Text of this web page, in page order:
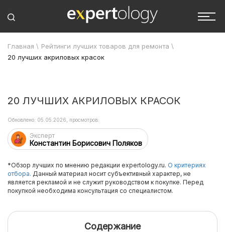
Главная \ Рейтинги лучших товаров для ремонта \
20 лучших акриловых красок
20 ЛУЧШИХ АКРИЛОВЫХ КРАСОК
Эксперт
Константин Борисович Поляков
Обновлено: 05.05.2026, просмотров:
*Обзор лучших по мнению редакции expertology.ru. О критериях
отбора. Данный материал носит субъективный характер, не
является рекламой и не служит руководством к покупке. Перед
покупкой необходима консультация со специалистом.
Содержание